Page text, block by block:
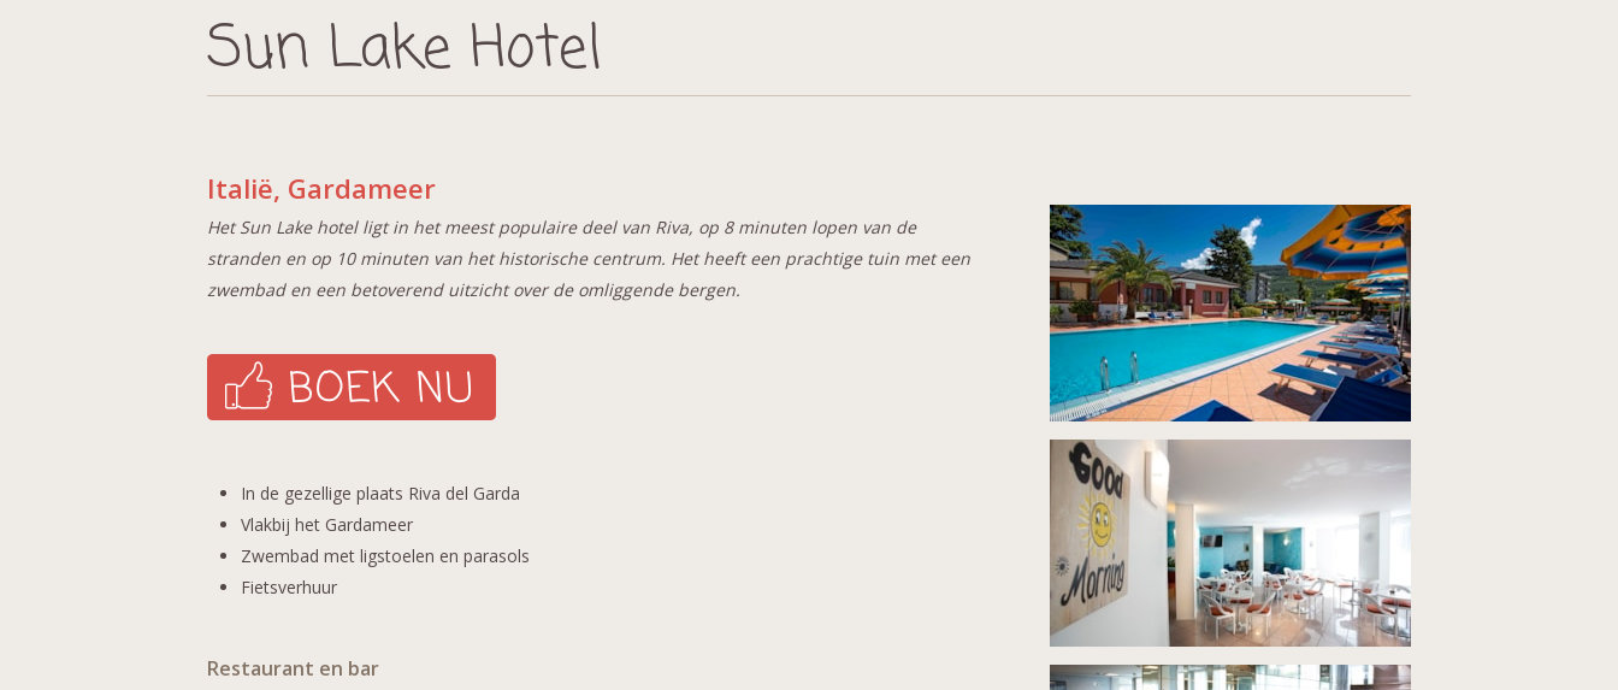
Sun Lake Hotel
Italië, Gardameer
Het Sun Lake hotel ligt in het meest populaire deel van Riva, op 8 minuten lopen van de
stranden en op 10 minuten van het historische centrum. Het heeft een prachtige tuin met een
zwembad en een betoverend uitzicht over de omliggende bergen.
In de gezellige plaats Riva del Garda
Vlakbij het Gardameer
Zwembad met ligstoelen en parasols
Fietsverhuur
Restaurant en bar